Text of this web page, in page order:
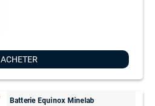
ACHETER
Batterie Equinox Minelab